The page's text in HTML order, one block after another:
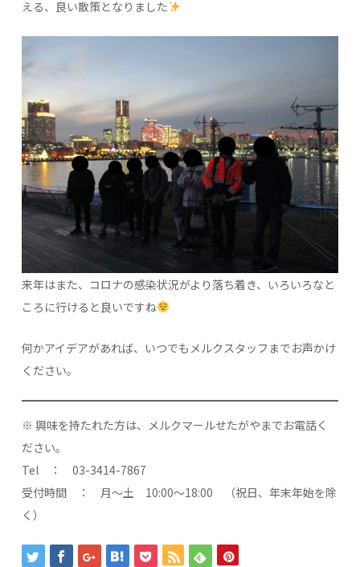
える、良い散策となりました
来年はまた、コロナの感染状況がより落ち着き、いろいろなと
ころに行けると良いですね
何かアイデアがあれば、いつでもメルクスタッフまでお声かけ
ください。
※ 興味を持たれた方は、メルクマールせたがやまでお電話く
ださい。
Tel ： 03-3414-7867
受付時間 ： 月～土 10:00～18:00 （祝日、年末年始を除
く）